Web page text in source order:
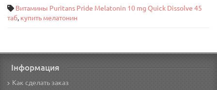
Витамины Puritans Pride Melatonin 10 mg Quick Dissolve 45
таб, купить мелатонин
Інформация
Как сделать заказ